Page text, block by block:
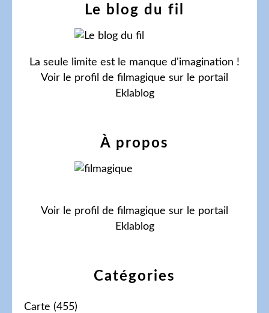
Catégories
Carte (455)
Le blog du fil
La seule limite est le manque d'imagination !
Voir le profil de filmagique sur le portail
Eklablog
À propos
Voir le profil de filmagique sur le portail
Eklablog